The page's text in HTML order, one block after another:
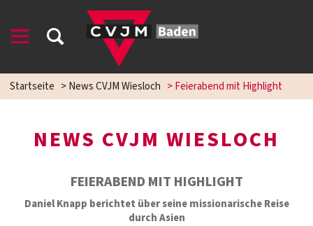
Startseite >News CVJM Wiesloch >Feierabend mit Highlight
NEWS CVJM WIESLOCH
FEIERABEND MIT HIGHLIGHT
Daniel Knapp berichtet über seine missionarische Reise
durch Asien